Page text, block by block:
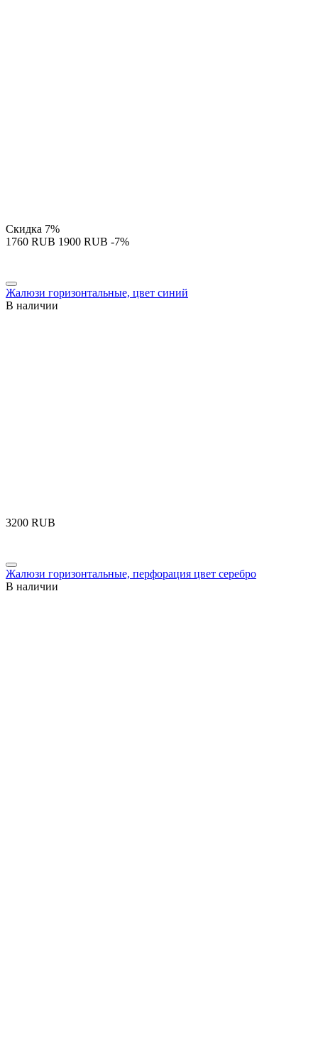
Скидка 7%
‍1760‍ RUB ‍1900‍ RUB -7%
Жалюзи горизонтальные, цвет синий
В наличии
‍3200‍ RUB
Жалюзи горизонтальные, перфорация цвет серебро
В наличии